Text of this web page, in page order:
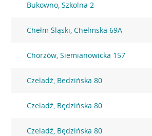
Bukowno, Szkolna 2
Chełm Śląski, Chełmska 69A
Chorzów, Siemianowicka 157
Czeladź, Bedzińska 80
Czeladź, Będzińska 80
Czeladź, Będzińska 80